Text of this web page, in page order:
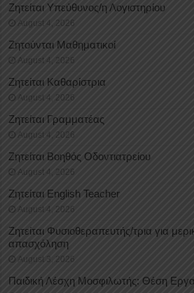
Ζητείται Υπεύθυνος/η Λογιστηρίου
August 4, 2026
Ζητούνται Μαθηματικοί
August 4, 2026
Ζητείται Καθαρίστρια
August 4, 2026
Ζητείται Γραμματέας
August 4, 2026
Ζητείται Βοηθός Οδοντιατρείου
August 4, 2026
Ζητείται English Teacher
August 4, 2026
Ζητείται Φυσιοθεραπευτής/τρια για
απασχόληση
August 3, 2026
Παιδική Λέσχη Μοσφιλωτής: Θέση